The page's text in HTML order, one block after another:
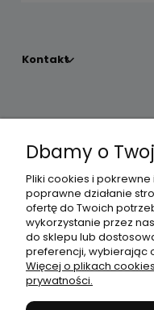
Kontakt
Dbamy o
Pliki cookies i
poprawne działanie
ofertę do Twoich
wykorzystanie przez
do sklepu lub
preferencji, wybierając
Więcej o plikach
prywatności.